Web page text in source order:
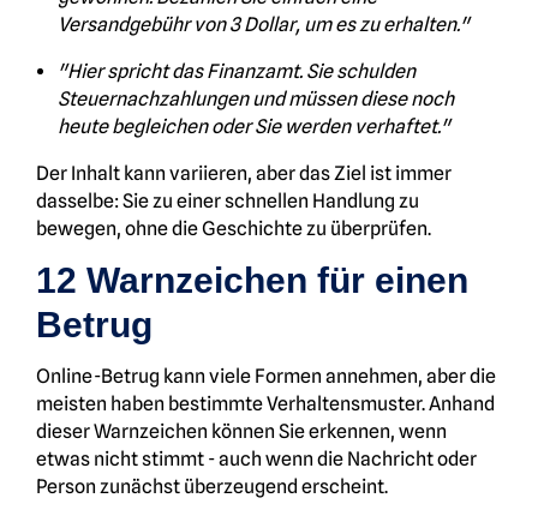
Versandgebühr von 3 Dollar, um es zu erhalten."
"Hier spricht das Finanzamt. Sie schulden
Steuernachzahlungen und müssen diese noch
heute begleichen oder Sie werden verhaftet."
Der Inhalt kann variieren, aber das Ziel ist immer
dasselbe: Sie zu einer schnellen Handlung zu
bewegen, ohne die Geschichte zu überprüfen.
12 Warnzeichen für einen
Betrug
Online-Betrug kann viele Formen annehmen, aber die
meisten haben bestimmte Verhaltensmuster. Anhand
dieser Warnzeichen können Sie erkennen, wenn
etwas nicht stimmt - auch wenn die Nachricht oder
Person zunächst überzeugend erscheint.